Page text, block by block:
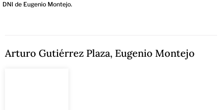
DNI de Eugenio Montejo.
Arturo Gutiérrez Plaza, Eugenio Montejo